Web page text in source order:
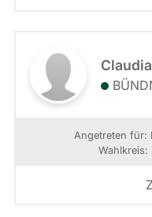
Angetreten für: